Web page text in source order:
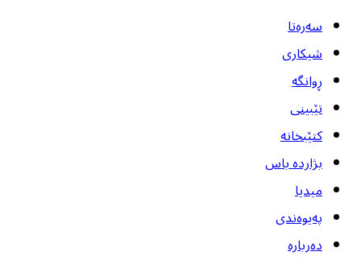
سەرەتا
شیکاری
ڕوانگە
تێبینی
کتێبخانە
بژاردە باس
میدیا
پەیوەندی
دەربارە